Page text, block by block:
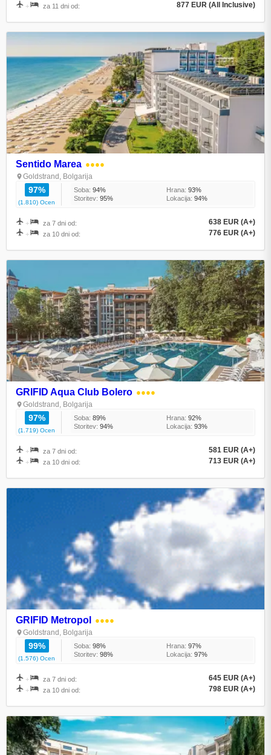
+ za 11 dni od: 877 EUR (All Inclusive)
Sentido Marea ●●●●
Goldstrand, Bolgarija
97%
(1.810) Ocen
Soba: 94% Hrana: 93%
Storitev: 95% Lokacija: 94%
+ za 7 dni od: 638 EUR (A+)
+ za 10 dni od: 776 EUR (A+)
GRIFID Aqua Club Bolero ●●●●
Goldstrand, Bolgarija
97%
(1.719) Ocen
Soba: 89% Hrana: 92%
Storitev: 94% Lokacija: 93%
+ za 7 dni od: 581 EUR (A+)
+ za 10 dni od: 713 EUR (A+)
GRIFID Metropol ●●●●
Goldstrand, Bolgarija
99%
(1.576) Ocen
Soba: 98% Hrana: 97%
Storitev: 98% Lokacija: 97%
+ za 7 dni od: 645 EUR (A+)
+ za 10 dni od: 798 EUR (A+)